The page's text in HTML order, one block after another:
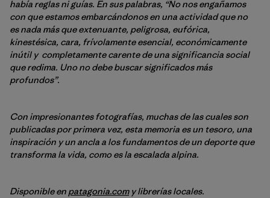
había reglas ni guías. En sus palabras, “No nos engañamos
con que estamos embarcándonos en una actividad que no
es nada más que extenuante, peligrosa, eufórica,
kinestésica, cara, frívolamente esencial, económicamente
inútil y completamente carente de una significancia social
que redima. Uno no debe buscar significados más
profundos”.
Con impresionantes fotografías, muchas de las cuales son
publicadas por primera vez, esta memoria es un tesoro, una
inspiración y un ancla a los fundamentos de un deporte que
transforma la vida, como es la escalada alpina.
Disponible en patagonia.comy librerías locales.